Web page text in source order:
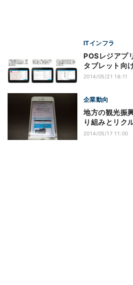
ITインフラ
POSレジア
タブレット向
2014/05/21 16:11
企業動向
地方の観光振
り組みとリク
2014/05/17 11:00